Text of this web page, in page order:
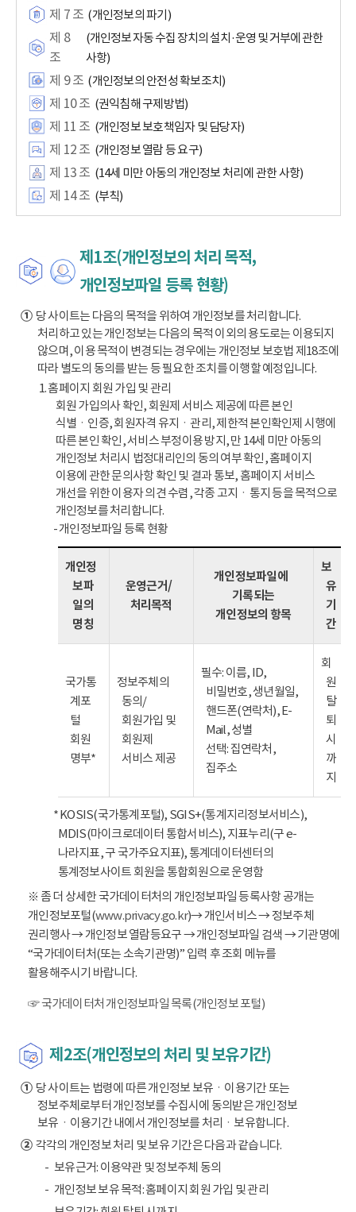
제 7 조 (개인정보의 파기)
제 8
조
(개인정보 자동 수집 장치의 설치·운영 및 거부에 관한
사항)
제 9 조 (개인정보의 안전성 확보조치)
제 10 조 (권익침해 구제방법)
제 11 조 (개인정보 보호책임자 및 담당자)
제 12 조 (개인정보 열람 등 요구)
제 13 조 (14세 미만 아동의 개인정보 처리에 관한 사항)
제 14 조 (부칙)
제1조(개인정보의 처리 목적,
개인정보파일 등록 현황)
①당 사이트는 다음의 목적을 위하여 개인정보를 처리합니다.
처리하고 있는 개인정보는 다음의 목적 이외의 용도로는 이용되지
않으며, 이용 목적이 변경되는 경우에는 개인정보 보호법 제18조에
따라 별도의 동의를 받는 등 필요한 조치를 이행할 예정입니다.
1. 홈페이지 회원 가입 및 관리
회원 가입의사 확인, 회원제 서비스 제공에 따른 본인
식별ㆍ인증, 회원자격 유지ㆍ관리, 제한적 본인확인제 시행에
따른 본인 확인, 서비스 부정이용 방지, 만 14세 미만 아동의
개인정보 처리시 법정대리인의 동의 여부 확인, 홈페이지
이용에 관한 문의사항 확인 및 결과 통보, 홈페이지 서비스
개선을 위한 이용자 의견 수렴, 각종 고지ㆍ통지 등을 목적으로
개인정보를 처리합니다.
- 개인정보파일 등록 현황
개인정
보파
일의
명칭
운영근거/
처리목적
개인정보파일에
기록되는
개인정보의 항목
보
유
기
간
국가통
계포
털
회원
명부*
정보주체의
동의/
회원가입 및
회원제
서비스 제공
필수: 이름, ID,
비밀번호, 생년월일,
핸드폰(연락처), E-
Mail, 성별
선택: 집연락처,
집주소
회
원
탈
퇴
시
까
지
* KOSIS(국가통계포털), SGIS+(통계지리정보서비스),
MDIS(마이크로데이터 통합서비스), 지표누리(구 e-
나라지표, 구 국가주요지표), 통계데이터센터의
통계정보사이트 회원을 통합회원으로 운영함
※ 좀 더 상세한 국가데이터처의 개인정보파일 등록사항 공개는
개인정보포털(www.privacy.go.kr)→ 개인서비스 → 정보주체
권리행사 → 개인정보 열람등요구 → 개인정보파일 검색 → 기관명에
“국가데이터처(또는 소속기관명)” 입력 후 조회 메뉴를
활용해주시기 바랍니다.
☞ 국가데이터처 개인정보파일 목록(개인정보 포털)
제2조(개인정보의 처리 및 보유기간)
①당 사이트는 법령에 따른 개인정보 보유ㆍ이용기간 또는
정보주체로부터 개인정보를 수집시에 동의받은 개인정보
보유ㆍ이용기간 내에서 개인정보를 처리ㆍ보유합니다.
②각각의 개인정보 처리 및 보유 기간은 다음과 같습니다.
보유근거: 이용약관 및 정보주체 동의
개인정보 보유 목적: 홈페이지 회원 가입 및 관리